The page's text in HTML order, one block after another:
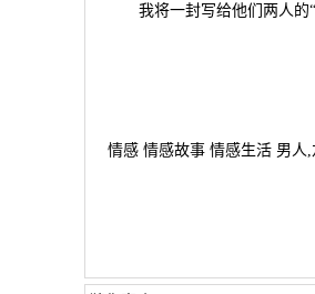
我将一封写给他们两人的“
情感 情感故事 情感生活 男人